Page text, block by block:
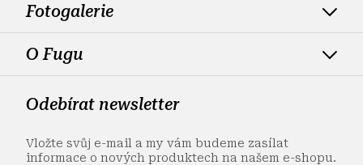
Fotogalerie
O Fugu
Odebírat newsletter
Vložte svůj e-mail a my vám budeme zasílat
informace o nových produktech na našem e-shopu.